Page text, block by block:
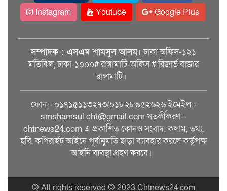
Instagram
Youtube Google Plus
সম্পাদক : এসএম শামসুল আলম। ঢাকা অফিস-১২১
মতিঝিল, ঢাকা-১০০০# রাঙ্গামাটি-অফিস # রিজার্ভ বাজার
রাঙ্গামাটি।
ফোন:- ০১৭১৫১১৩২৭৩/০১৮২৮৯৫২৬২৬ ইমেইল:-
smshamsul.cht@gmail.com সতর্কীকরণ--
chtnews24.com এ প্রকাশিত কোনও সংবাদ, কলাম, তথ্য,
ছবি, কপিরাইট আইনে পূর্বানুমতি ছাড়া ব্যাবহার করলে কর্তৃপক্ষ
আইনি ব্যবস্থা গ্রহণ করবে।
© All rights reserved © 2023 Chtnews24.com